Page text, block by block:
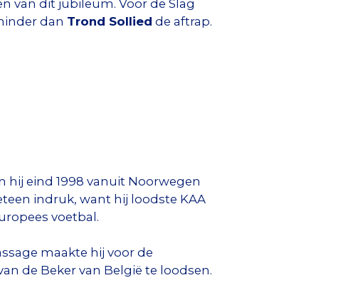
van dit jubileum. Voor de Slag
dan Trond Sollied de aftrap.
hij eind 1998 vanuit Noorwegen
indruk, want hij loodste KAA
voetbal.
maakte hij voor de
de Beker van België te loodsen.